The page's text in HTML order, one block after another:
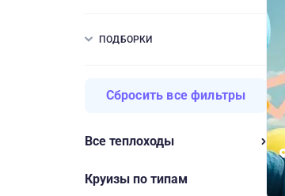
ПОДБОРКИ
Сбросить все фильтры
Все теплоходы
Круизы по типам